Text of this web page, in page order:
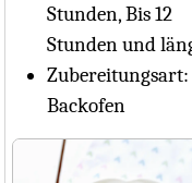
Stunden, Bis 12
Stunden und
Zubereitungsart:
Backofen